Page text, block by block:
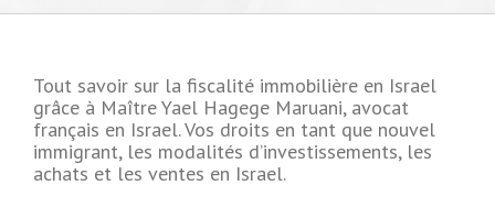
Tout savoir sur la fiscalité immobilière en Israel
grâce à Maître Yael Hagege Maruani, avocat
français en Israel. Vos droits en tant que nouvel
immigrant, les modalités d’investissements, les
achats et les ventes en Israel.